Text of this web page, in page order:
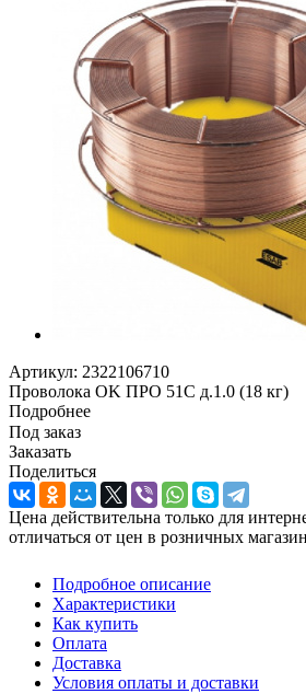
Артикул: 2322106710
Проволока OK ПРО 51С д.1.0 (18 кг)
Подробнее
Под заказ
Заказать
Поделиться
Цена действительна только для
отличаться от цен в розничных
Подробное описание
Характеристики
Как купить
Оплата
Доставка
Условия оплаты и доставки